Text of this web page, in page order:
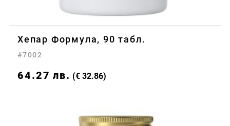
Хепар Формула, 90 табл.
#7002
64.27 лв. (€ 32.86)